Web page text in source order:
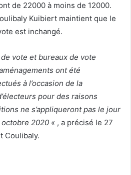
de 22000 à moins de 12000.
Kuibiert maintient que le
est inchangé.
vote et bureaux de vote
ont été
à l’occasion de la
pour des raisons
ne s’appliqueront pas le jour
2020 « , a précisé le 27
Coulibaly.